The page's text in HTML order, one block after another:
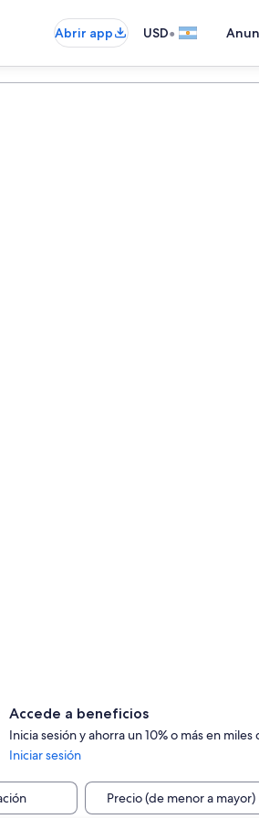
Abrir app USD•
Accede a beneficios
Inicia sesión y ahorra un 10% o más en
Iniciar sesión
Precio (de menor a mayor)